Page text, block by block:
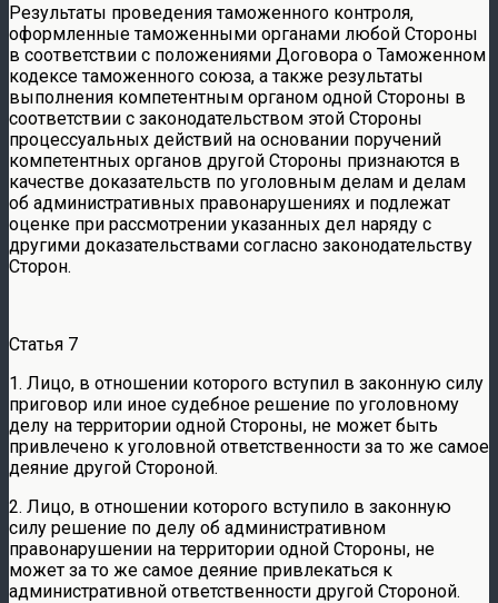
Результаты проведения таможенного контроля,
оформленные таможенными органами любой Стороны
в соответствии с положениями Договора о Таможенном
кодексе таможенного союза, а также результаты
выполнения компетентным органом одной Стороны в
соответствии с законодательством этой Стороны
процессуальных действий на основании поручений
компетентных органов другой Стороны признаются в
качестве доказательств по уголовным делам и делам
об административных правонарушениях и подлежат
оценке при рассмотрении указанных дел наряду с
другими доказательствами согласно законодательству
Сторон.
Статья 7
1. Лицо, в отношении которого вступил в законную силу
приговор или иное судебное решение по уголовному
делу на территории одной Стороны, не может быть
привлечено к уголовной ответственности за то же самое
деяние другой Стороной.
2. Лицо, в отношении которого вступило в законную
силу решение по делу об административном
правонарушении на территории одной Стороны, не
может за то же самое деяние привлекаться к
административной ответственности другой Стороной.